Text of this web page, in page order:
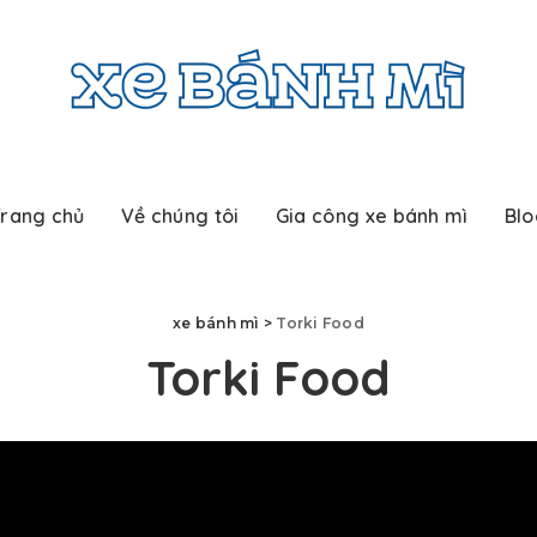
chủ Về chúng tôi Gia công xe bánh mì
xe bánh mì > Torki Food
Torki Food